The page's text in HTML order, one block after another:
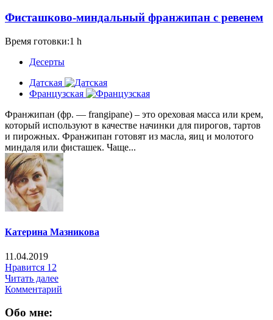
Фисташково-миндальный франжипан с ревенем
Время готовки:1 h
Десерты
Датская
Французская
Франжипан (фр. — frangipane) – это ореховая масса или крем,
который используют в качестве начинки для пирогов, тартов
и пирожных. Франжипан готовят из масла, яиц и молотого
миндаля или фисташек. Чаще...
Катерина Мазникова
11.04.2019
Нравится 12
Читать далее
Комментарий
Обо мне: